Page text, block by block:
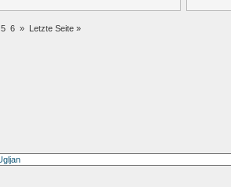
5 6 » Letzte Seite »